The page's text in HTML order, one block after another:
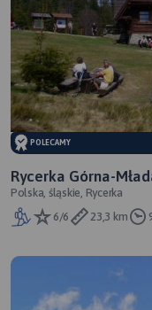
POLECAMY
Rycerka Górna-
Hala Rycerzowa-
Polska, śląskie, Rycerka
6/6
23,3 km